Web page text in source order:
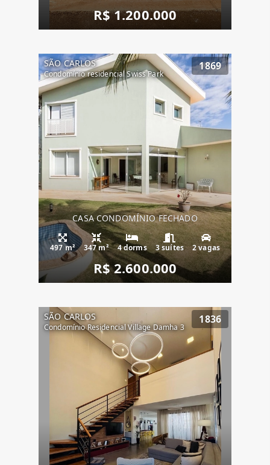
R$ 1.200.000
SÃO CARLOS
Condomínio residencial Swiss Park
1869
CASA CONDOMÍNIO FECHADO
497 m² 347 m² 4 dorms 3 suítes 2 vagas
R$ 2.600.000
SÃO CARLOS
Condomínio Residencial Village Damha 3
1836